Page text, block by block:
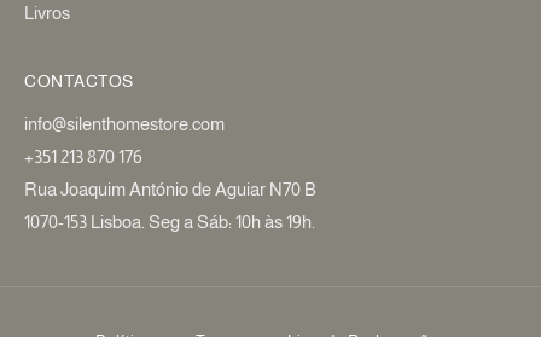
Livros
CONTACTOS
info@silenthomestore.com
+351 213 870 176
Rua Joaquim António de Aguiar N70 B
1070-153 Lisboa. Seg a Sáb: 10h às 19h.